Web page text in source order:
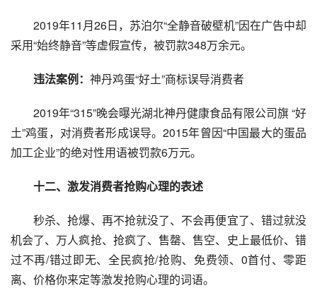
2019年11月26日，苏泊尔“全静音破壁机”因在广告中却
采用“始终静音”等虚假宣传，被罚款348万余元。
违法案例： 神丹鸡蛋“好土”商标误导消费者
2019年“315”晚会曝光湖北神丹健康食品有限公司旗 “好
土”鸡蛋，对消费者形成误导。2015年曾因“中国最大的蛋品
加工企业”的绝对性用语被罚款6万元。
十二、激发消费者抢购心理的表述
秒杀、抢爆、再不抢就没了、不会再便宜了、错过就没
机会了、万人疯抢、抢疯了、售罄、售空、史上最低价、错
过不再/错过即无、全民疯抢/抢购、免费领、0首付、零距
离、价格你来定等激发抢购心理的词语。